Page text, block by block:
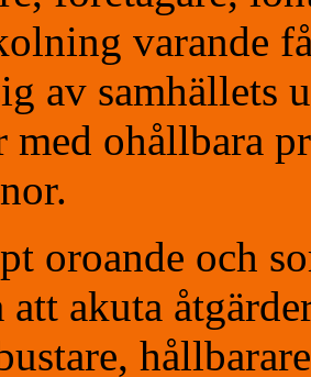
varande
av samhällets
med ohållbara
oroande och
att akuta